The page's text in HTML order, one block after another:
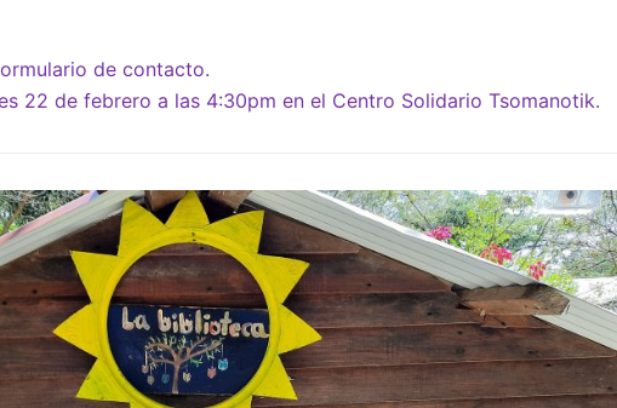
de contacto.
22 de febrero a las 4:30pm en el Centro Solidario Tsomanotik.